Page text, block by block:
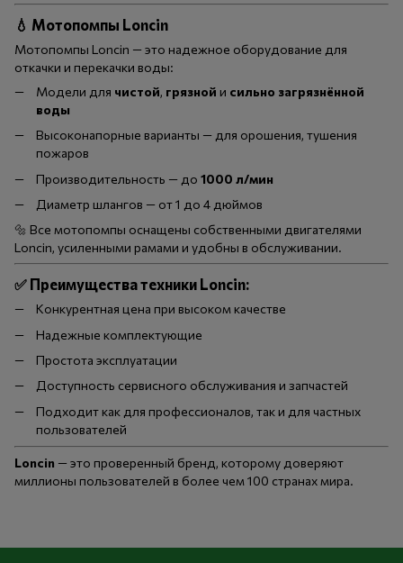
💧 Мотопомпы Loncin
Мотопомпы Loncin — это надежное оборудование для
откачки и перекачки воды:
Модели для чистой, грязной и сильно загрязнённой
воды
Высоконапорные варианты — для орошения, тушения
пожаров
Производительность — до 1000 л/мин
Диаметр шлангов — от 1 до 4 дюймов
🔩 Все мотопомпы оснащены собственными двигателями
Loncin, усиленными рамами и удобны в обслуживании.
✅ Преимущества техники Loncin:
Конкурентная цена при высоком качестве
Надежные комплектующие
Простота эксплуатации
Доступность сервисного обслуживания и запчастей
Подходит как для профессионалов, так и для частных
пользователей
Loncin — это проверенный бренд, которому доверяют
миллионы пользователей в более чем 100 странах мира.